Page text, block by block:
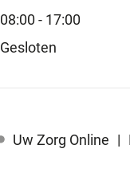
08:00 - 17:00
Gesloten
Uw Zorg Online |